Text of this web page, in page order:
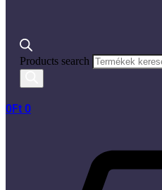
Products search
0Ft 0